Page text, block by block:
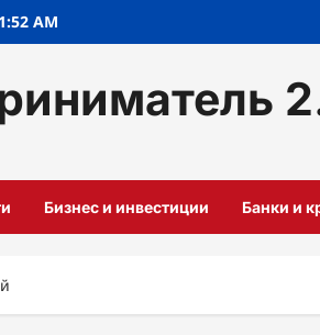
AM
Бизнес и инвестиции Банки и